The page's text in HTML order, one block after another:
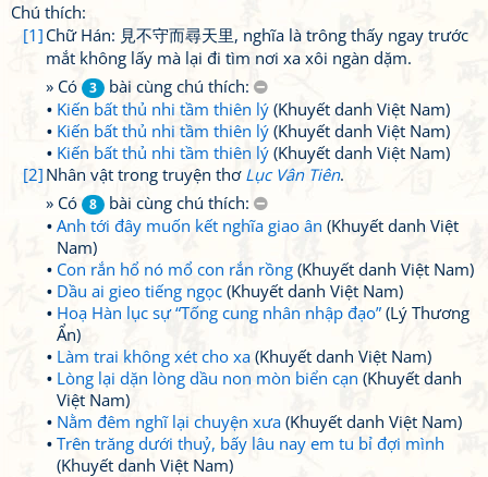
Chú thích:
[1] Chữ Hán: 見不守而尋天里, nghĩa là trông thấy ngay trước
mắt không lấy mà lại đi tìm nơi xa xôi ngàn dặm.
» Có
3
bài cùng chú thích:
Kiến bất thủ nhi tầm thiên lý (Khuyết danh Việt Nam)
Kiến bất thủ nhi tầm thiên lý (Khuyết danh Việt Nam)
Kiến bất thủ nhi tầm thiên lý (Khuyết danh Việt Nam)
[2] Nhân vật trong truyện thơ Lục Vân Tiên.
» Có
8
bài cùng chú thích:
Anh tới đây muốn kết nghĩa giao ân (Khuyết danh Việt
Nam)
Con rắn hổ nó mổ con rắn rồng (Khuyết danh Việt Nam)
Dầu ai gieo tiếng ngọc (Khuyết danh Việt Nam)
Hoạ Hàn lục sự “Tống cung nhân nhập đạo” (Lý Thương
Ẩn)
Làm trai không xét cho xa (Khuyết danh Việt Nam)
Lòng lại dặn lòng dầu non mòn biển cạn (Khuyết danh
Việt Nam)
Nằm đêm nghĩ lại chuyện xưa (Khuyết danh Việt Nam)
Trên trăng dưới thuỷ, bấy lâu nay em tu bỉ đợi mình
(Khuyết danh Việt Nam)